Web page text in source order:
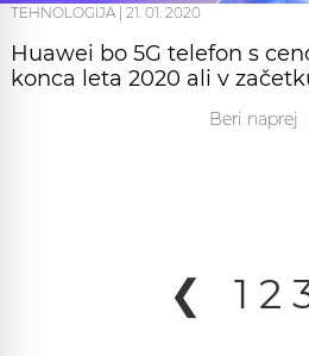
TEHNOLOGIJA 21. 01. 2020
Huawei bo 5G telefon s
konca leta 2020 ali v
Beri naprej
❮ 1 2